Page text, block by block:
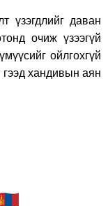
үзэгдлийг даван
очиж үзээгүй
ойлгохгүй
хандивын аян